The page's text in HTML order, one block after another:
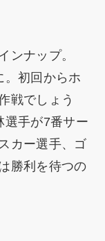
ンナップ。
。初回からホ
戦でしょう
選手が7番サー
カー選手、ゴ
勝利を待つの